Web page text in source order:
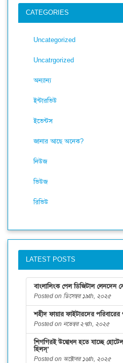
CATEGORIES
Uncategorized
Uncatrgorized
অন্যান্য
ইন্টারভিউ
ইভেন্টস
জানার আছে অনেক?
নিউজ
ভিউজ
রিভিউ
LATEST POSTS
বাংলালিংক পেল ডিজিটাল লেনদেন
Posted on ডিসেম্বর ১৯th, ২০২৫
শহীদ ফায়ার ফাইটারদের
Posted on নভেম্বর ২৭th, ২০২৫
শিগগিরই উদ্বোধন হতে যাচ্ছে হোটেল
হিলস্’
Posted on অক্টোবর ১৬th, ২০২৫